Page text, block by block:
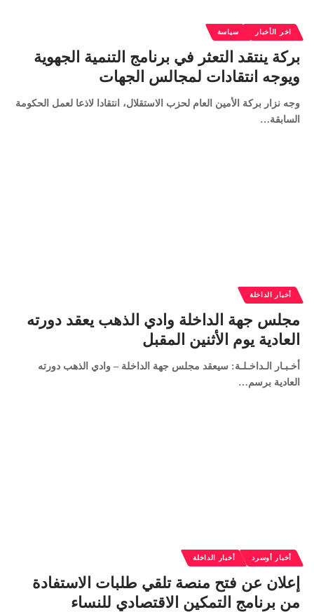
اخر الأخبار سياسة
بركة ينتقد التعثر في برنامج التنمية الجهوية
ويوجه انتقادات لمجالس الجهات
وجه نزار بركة الأمين العام لحزب الاستقلال، انتقادا لاذعا لعمل الحكومة
السابقة…
أخبار الداخلة
مجلس جهة الداخلة وادي الذهب يعقد دورته
العادية يوم الأثنين المقبل
أخـبـار الـداخـلـة: سيعقد مجلس جهة الداخلة – وادي الذهب دورته
العادية برسم…
أخبار أوسرد أخبار الداخلة
إعلان عن فتح منصة تلقي طلبات الاستفادة
من برنامج التمكين الاقتصادي للنساء